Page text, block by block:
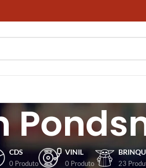
CDS
0 Produto
VINIL
0 Produto 23